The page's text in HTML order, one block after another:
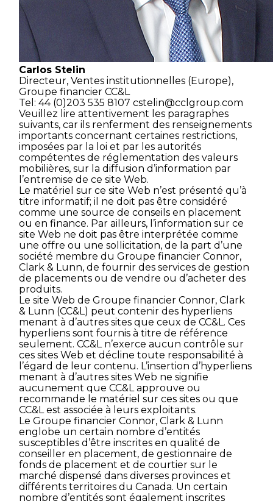
Carlos Stelin
Directeur, Ventes institutionnelles (Europe),
Groupe financier CC&L
Tel: 44 (0)203 535 8107cstelin@cclgroup.com
Veuillez lire attentivement les paragraphes
suivants, car ils renferment des renseignements
importants concernant certaines restrictions,
imposées par la loi et par les autorités
compétentes de réglementation des valeurs
mobilières, sur la diffusion d’information par
l’entremise de ce site Web.
Le matériel sur ce site Web n’est présenté qu’à
titre informatif; il ne doit pas être considéré
comme une source de conseils en placement
ou en finance. Par ailleurs, l’information sur ce
site Web ne doit pas être interprétée comme
une offre ou une sollicitation, de la part d’une
société membre du Groupe financier Connor,
Clark & Lunn, de fournir des services de gestion
de placements ou de vendre ou d’acheter des
produits.
Le site Web de Groupe financier Connor, Clark
& Lunn (CC&L) peut contenir des hyperliens
menant à d’autres sites que ceux de CC&L. Ces
hyperliens sont fournis à titre de référence
seulement. CC&L n’exerce aucun contrôle sur
ces sites Web et décline toute responsabilité à
l’égard de leur contenu. L’insertion d’hyperliens
menant à d’autres sites Web ne signifie
aucunement que CC&L approuve ou
recommande le matériel sur ces sites ou que
CC&L est associée à leurs exploitants.
Le Groupe financier Connor, Clark & Lunn
englobe un certain nombre d’entités
susceptibles d’être inscrites en qualité de
conseiller en placement, de gestionnaire de
fonds de placement et de courtier sur le
marché dispensé dans diverses provinces et
différents territoires du Canada. Un certain
nombre d’entités sont également inscrites